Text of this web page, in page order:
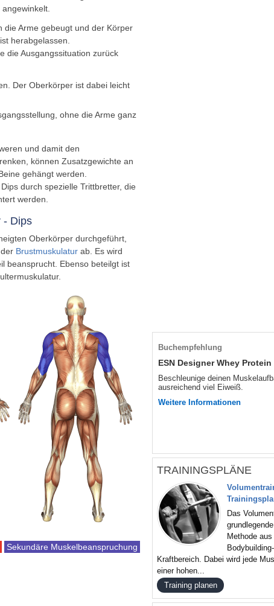
die Arme gebeugt und der Körper
herabgelassen.
die Ausgangssituation zurück
Der Oberkörper ist dabei leicht
ohne die Arme ganz
und damit den
können Zusatzgewichte an
gehängt werden.
durch spezielle Trittbretter, die
werden.
- Dips
Oberkörper durchgeführt,
Brustmuskulatur ab. Es wird
beansprucht. Ebenso beteilgt ist
Sekundäre Muskelbeanspruchung
TRAININGSPLÄNE
Das
Methode
Kraftbereich. Dabei wird jede
einer hohen...
Training planen